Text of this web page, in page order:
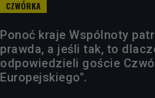
Ponoć kraje Wspólnoty
prawda, a jeśli tak, to
odpowiedzieli goście
Europejskiego".